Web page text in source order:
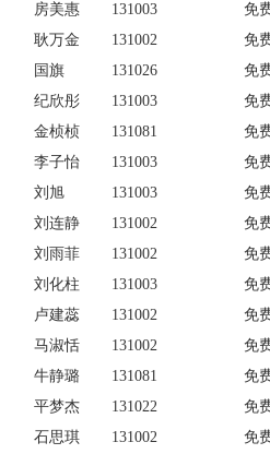
房美惠 131003
免
耿万金 131002
免
国旗 131026
免
纪欣彤 131003
免
金桢桢 131081
免
李子怡 131003
免
刘旭 131003
免
刘连静 131002
免
刘雨菲 131002
免
刘化柱 131003
免
卢建蕊 131002
免
马淑恬 131002
免
牛静璐 131081
免
平梦杰 131022
免
石思琪 131002
免